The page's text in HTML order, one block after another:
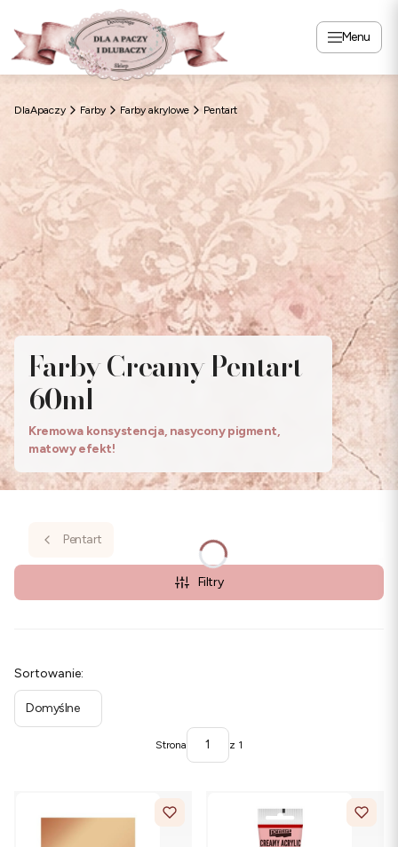
Menu
DlaApaczy Farby Farby akrylowe Pentart
Farby Creamy Pentart
60ml
Kremowa konsystencja, nasycony pigment,
matowy efekt!
Pentart
Filtry
Lista produktów
Sortowanie:
Domyślne
Strona z 1